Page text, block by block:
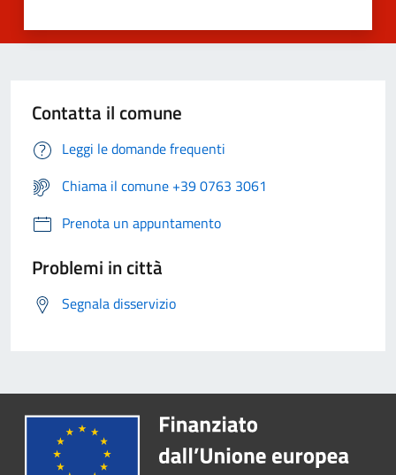
Contatta il comune
Leggi le domande frequenti
Chiama il comune +39 0763 3061
Prenota un appuntamento
Problemi in città
Segnala disservizio